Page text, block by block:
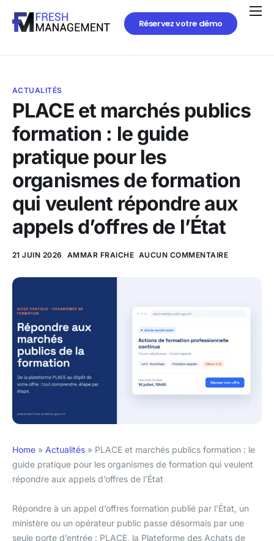
Réservez votre démo
ACTUALITÉS
PLACE et marchés publics
formation : le guide
pratique pour les
organismes de formation
qui veulent répondre aux
appels d’offres de l’État
21 JUIN 2026 AMMAR FRAICHE AUCUN COMMENTAIRE
Home » Actualités » PLACE et marchés publics formation : le
guide pratique pour les organismes de formation qui veulent
répondre aux appels d’offres de l’État
Répondre à un appel d’offres formation publié par l’État, un
ministère ou un opérateur public passe désormais par une
seule porte d’entrée : PLACE, la Plateforme des Achats de